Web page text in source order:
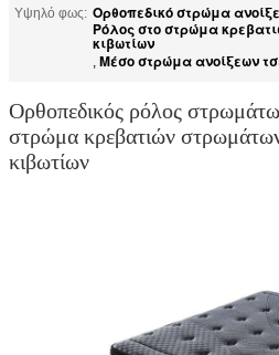
Υψηλό φως: Ορθοπεδικό στρώμα
Ρόλος στο στρώμα
κιβωτίων
, Μέσο στρώμα ανοίξεων
Ορθοπεδικός ρόλος
στρώμα κρεβατιών
κιβωτίων